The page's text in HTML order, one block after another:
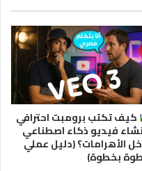
كيف تكتب برومبت احترافي
فيديو ذكاء اصطناعي
الأهرامات؟ (دليل عملي
بخطوة)